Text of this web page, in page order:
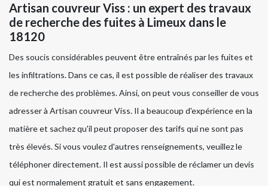
Artisan couvreur Viss : un expert des travaux
de recherche des fuites à Limeux dans le
18120
Des soucis considérables peuvent être entraînés par les fuites et
les infiltrations. Dans ce cas, il est possible de réaliser des travaux
de recherche des problèmes. Ainsi, on peut vous conseiller de vous
adresser à Artisan couvreur Viss. Il a beaucoup d'expérience en la
matière et sachez qu'il peut proposer des tarifs qui ne sont pas
très élevés. Si vous voulez d'autres renseignements, veuillez le
téléphoner directement. Il est aussi possible de réclamer un devis
qui est normalement gratuit et sans engagement.